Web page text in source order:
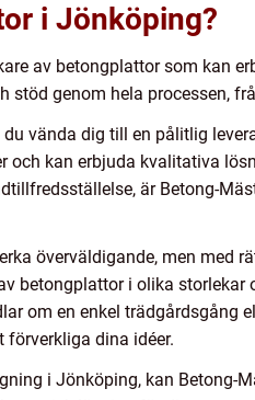
i Jönköping?
av betongplattor som kan
stöd genom hela processen,
vända dig till en pålitlig
och kan erbjuda kvalitativa
är Betong-
överväldigande, men med
betongplattor i olika
om en enkel trädgårdsgång
dina idéer.
i Jönköping, kan Betong-